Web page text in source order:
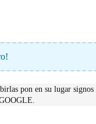
pon en su lugar